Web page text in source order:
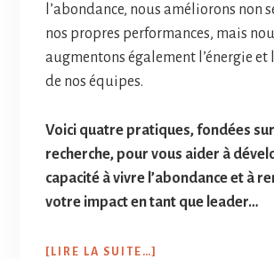
l’abondance, nous améliorons non
nos propres performances, mais
augmentons également l’énergie et
de nos équipes.
Voici quatre pratiques, fondées
recherche, pour vous aider à
capacité à vivre l’abondance et à
votre impact en tant que leader…
[LIRE LA SUITE…]